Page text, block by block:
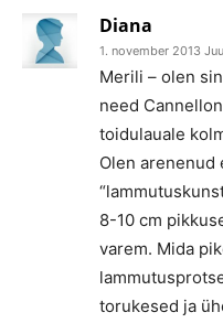
Diana
1. november 2013
Merili – olen
need
toidulauale
Olen arenenud
8-10 cm
varem. Mida
torukesed ja